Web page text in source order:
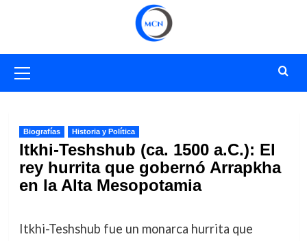
primario
Biografías Historia y Política
Itkhi-Teshshub (ca. 1500 a.C.): El
rey hurrita que gobernó Arrapkha
en la Alta Mesopotamia
Itkhi-Teshshub fue un monarca hurrita que